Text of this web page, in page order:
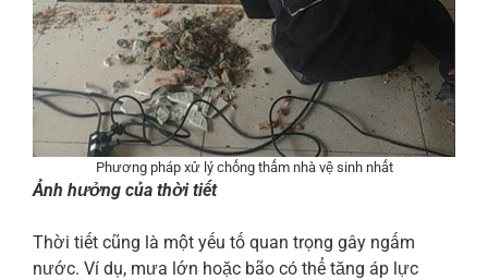
Phương pháp xử lý chống thấm nhà vệ sinh nhất
Ảnh hưởng của thời tiết
Thời tiết cũng là một yếu tố quan trọng gây ngấm
nước. Ví dụ, mưa lớn hoặc bão có thể tăng áp lực